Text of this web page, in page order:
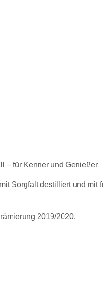
– für Kenner und Genießer
Sorgfalt destilliert und
2019/2020.